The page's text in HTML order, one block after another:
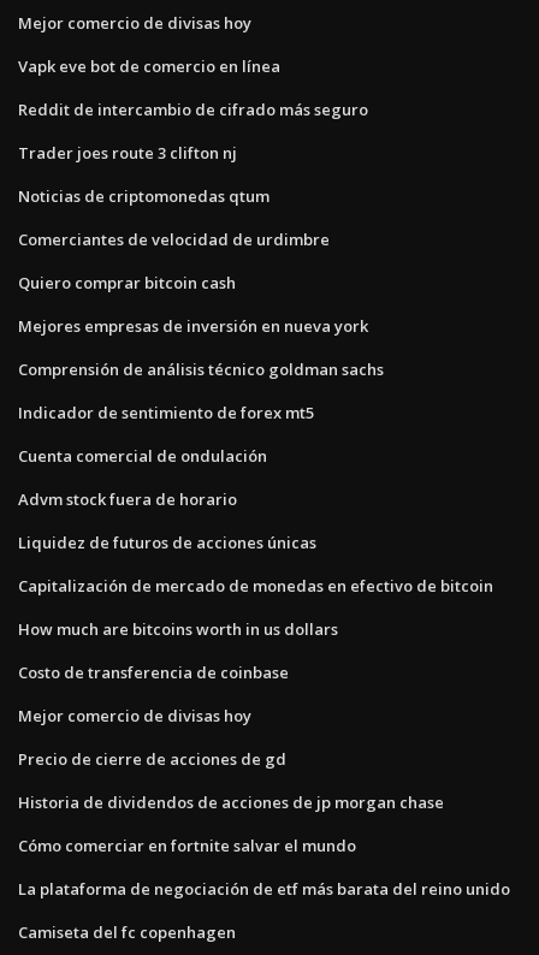
Mejor comercio de divisas hoy
Vapk eve bot de comercio en línea
Reddit de intercambio de cifrado más seguro
Trader joes route 3 clifton nj
Noticias de criptomonedas qtum
Comerciantes de velocidad de urdimbre
Quiero comprar bitcoin cash
Mejores empresas de inversión en nueva york
Comprensión de análisis técnico goldman sachs
Indicador de sentimiento de forex mt5
Cuenta comercial de ondulación
Advm stock fuera de horario
Liquidez de futuros de acciones únicas
Capitalización de mercado de monedas en efectivo de bitcoin
How much are bitcoins worth in us dollars
Costo de transferencia de coinbase
Mejor comercio de divisas hoy
Precio de cierre de acciones de gd
Historia de dividendos de acciones de jp morgan chase
Cómo comerciar en fortnite salvar el mundo
La plataforma de negociación de etf más barata del reino unido
Camiseta del fc copenhagen